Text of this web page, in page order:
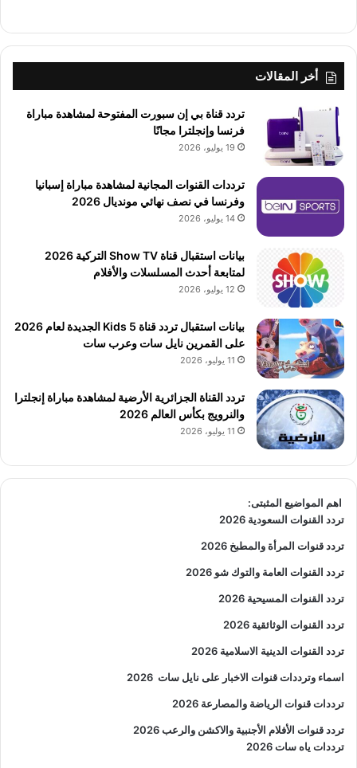
أخر المقالات
تردد قناة بي إن سبورت المفتوحة لمشاهدة مباراة
فرنسا وإنجلترا مجانًا
19 يوليو، 2026
ترددات القنوات المجانية لمشاهدة مباراة إسبانيا
وفرنسا في نصف نهائي مونديال 2026
14 يوليو، 2026
بيانات استقبال قناة Show TV التركية 2026
لمتابعة أحدث المسلسلات والأفلام
12 يوليو، 2026
بيانات استقبال تردد قناة 5 Kids الجديدة لعام 2026
على القمرين نايل سات وعرب سات
11 يوليو، 2026
تردد القناة الجزائرية الأرضية لمشاهدة مباراة إنجلترا
والنرويج بكأس العالم 2026
11 يوليو، 2026
اهم المواضيع المثبتى:
تردد القنوات السعودية 2026
تردد قنوات المرأة والمطبخ 2026
تردد القنوات العامة والتوك شو 2026
تردد القنوات المسيحية 2026
تردد القنوات الوثائقية 2026
تردد القنوات الدينية الاسلامية 2026
اسماء وترددات قنوات الاخبار على نايل سات 2026
ترددات قنوات الرياضة والمصارعة 2026
تردد قنوات الأفلام الأجنبية والاكشن والرعب2026
ترددات ياه سات 2026